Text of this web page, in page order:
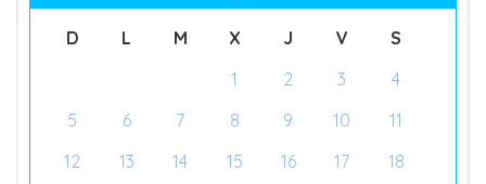
D L M X J V
S
1
2 3
4
5
6 7 8 9 10
11
12
13 14 15 16 17
18